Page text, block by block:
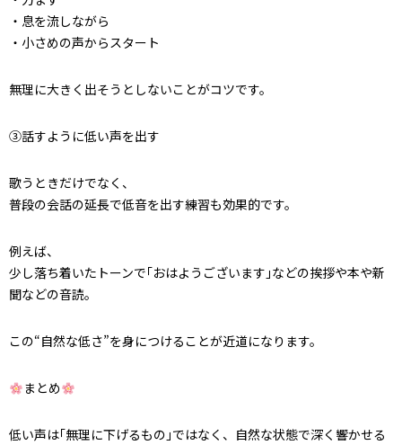
・息を流しながら
・小さめの声からスタート
無理に大きく出そうとしないことがコツです。
③話すように低い声を出す
歌うときだけでなく、
普段の会話の延長で低音を出す練習も効果的です。
例えば、
少し落ち着いたトーンで｢おはようございます｣などの挨拶や本や新
聞などの音読。
この“自然な低さ”を身につけることが近道になります。
まとめ
低い声は｢無理に下げるもの｣ではなく、自然な状態で深く響かせる